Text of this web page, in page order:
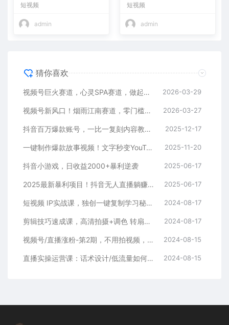
入10w+
短视频
admin
短视频
admin
猜你喜欢
视频号巨火赛道，心灵SPA赛道，做起来超简单，每天收益800+ 2026-03-29
视频号新风口！烟雨江南赛道，零门槛日入 500+ 2026-03-27
抖音百万爆款账号，一比一复刻内容教程，从0-1实操课，小白也能学会，复制爆款，月入10w+ 2025-12-17
一键制作爆款故事视频！文字秒变YouTube自动发布的傻瓜式教程 2025-11-20
抖音小游戏，日收益2000+暴利逆袭 2025-06-17
2025最新暴利项目！抖音无人直播躺赚攻略！抖音无人直播3.0玩法！0门槛… 2025-06-17
短视频 IP实战课，独创一键复制学习秘籍，转战新领域，月赚五万轻松行 2024-08-17
剪辑技巧速成课，高清拍摄+调色 转扇子，建筑-抠图精通，新手秒变剪辑专家 2024-08-17
视频号/直播涨粉-第2期，不用拍视频，不用卖货，在直播间做菜，就可以搞钱 2024-08-15
直播实操运营课：话术设计/低流量如何提升/话术框架/全场燃爆/非常干货 2024-08-15